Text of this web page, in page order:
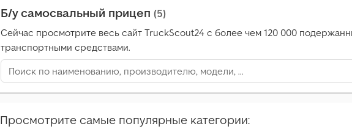
Б/у самосвальный прицеп (5)
Сейчас просмотрите весь сайт TruckScout24 с более чем 120 000
транспортными средствами.
Просмотрите самые популярные категории: